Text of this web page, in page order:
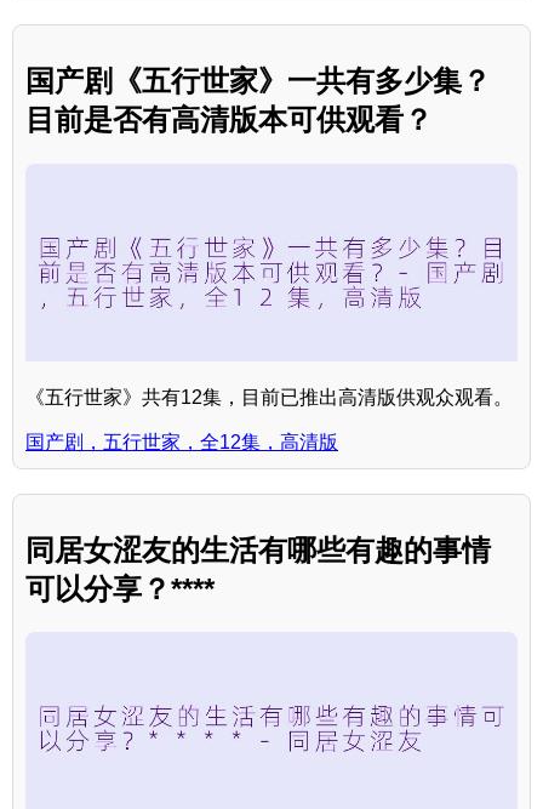
国产剧《五行世家》一共有多少集？
目前是否有高清版本可供观看？
《五行世家》共有12集，目前已推出高清版供观众观看。
国产剧，五行世家，全12集，高清版
同居女涩友的生活有哪些有趣的事情
可以分享？****